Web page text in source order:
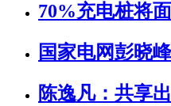
70%充电桩将
国家电网彭晓
陈逸凡：共享